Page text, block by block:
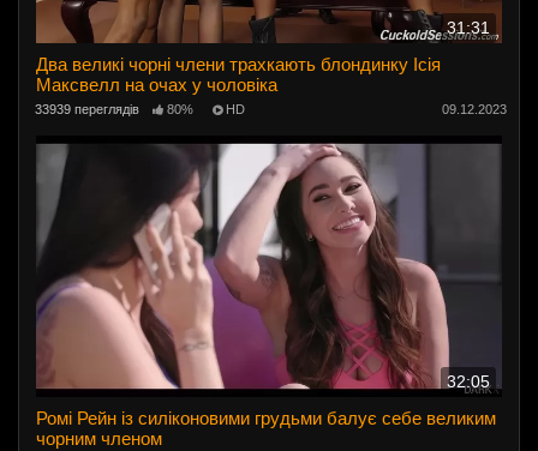
31:31
Два великі чорні члени трахкають блондинку Ісія
Максвелл на очах у чоловіка
33939 переглядів 80% HD 09.12.2023
32:05
Ромі Рейн із силіконовими грудьми балує себе великим
чорним членом